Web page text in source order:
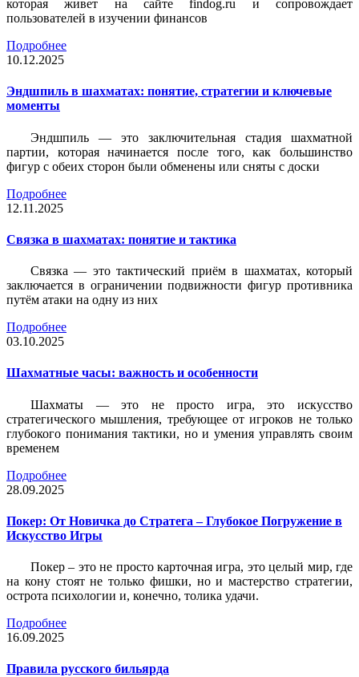
которая живет на сайте findog.ru и сопровождает
пользователей в изучении финансов
Подробнее
10.12.2025
Эндшпиль в шахматах: понятие, стратегии и ключевые
моменты
Эндшпиль — это заключительная стадия шахматной
партии, которая начинается после того, как большинство
фигур с обеих сторон были обменены или сняты с доски
Подробнее
12.11.2025
Связка в шахматах: понятие и тактика
Связка — это тактический приём в шахматах, который
заключается в ограничении подвижности фигур противника
путём атаки на одну из них
Подробнее
03.10.2025
Шахматные часы: важность и особенности
Шахматы — это не просто игра, это искусство
стратегического мышления, требующее от игроков не только
глубокого понимания тактики, но и умения управлять своим
временем
Подробнее
28.09.2025
Покер: От Новичка до Стратега – Глубокое Погружение в
Искусство Игры
Покер – это не просто карточная игра, это целый мир, где
на кону стоят не только фишки, но и мастерство стратегии,
острота психологии и, конечно, толика удачи.
Подробнее
16.09.2025
Правила русского бильярда